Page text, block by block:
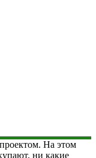
На этом
ни какие